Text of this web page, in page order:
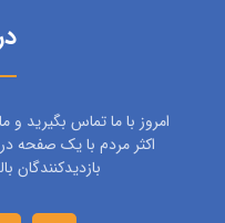
امروز با ما تماس بگیرید
اکثر مردم با یک صفحه
بازدیدکنندگان